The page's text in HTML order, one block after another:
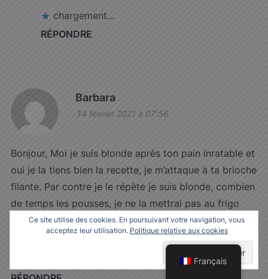
chargement…
RÉPONDRE
Barbara
14 février 2021 à 07:56
Bonjour, Moi je suis blonde après ton pain inratable et
oui je la tiens bien la recette, je m’attaque à ta brioche
filante. Par contre je le répète je suis blonde, combien
de temps les pousses, je ne la mettrai pas au frigo
pour la goûter au goûter. Merci pour tes recettes et je
kiffe tes explications
Français
Ce site utilise des cookies. En poursuivant votre navigation, vous
acceptez leur utilisation. Politique relative aux cookies